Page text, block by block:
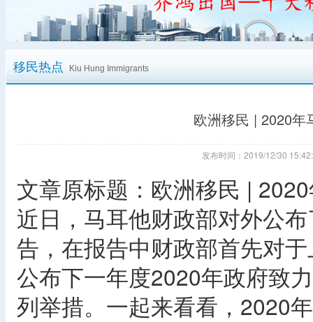
移民热点 Kiu Hung Immigrants
欧洲移民 | 2020年
发布时间：2019/12/30
文章原标题：欧洲移民 |
近日，马耳他财政部对外公
告，在报告中财政部首先对
公布下一年度2020年政府致
列举措。一起来看看，2020